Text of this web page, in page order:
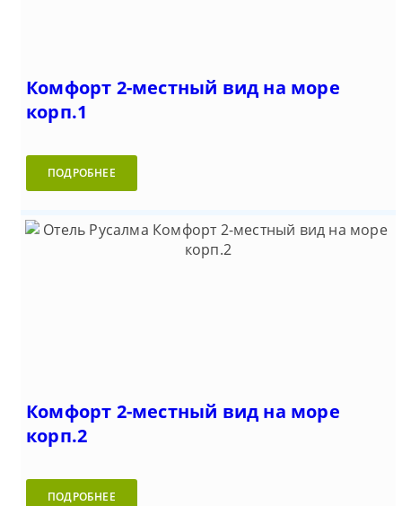
Комфорт 2-местный вид на море
корп.1
ПОДРОБНЕЕ
Комфорт 2-местный вид на море
корп.2
ПОДРОБНЕЕ